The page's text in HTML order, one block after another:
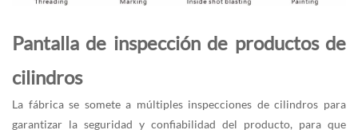
Pantalla de inspección de productos de
cilindros
La fábrica se somete a múltiples inspecciones de cilindros para
garantizar la seguridad y confiabilidad del producto, para que